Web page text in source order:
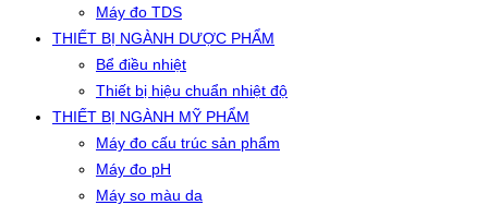
Máy đo TDS
THIẾT BỊ NGÀNH DƯỢC PHẨM
Bể điều nhiệt
Thiết bị hiệu chuẩn nhiệt độ
THIẾT BỊ NGÀNH MỸ PHẨM
Máy đo cấu trúc sản phẩm
Máy đo pH
Máy so màu da